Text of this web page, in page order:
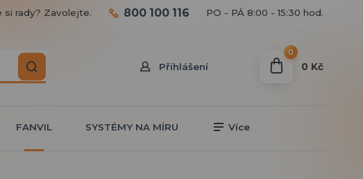
Přihlášení
si rady? Zavolejte. 800 100 116 PO - PÁ 8:00 - 15:30 hod.
0
0 Kč
FANVIL SYSTÉMY NA MÍRU Více